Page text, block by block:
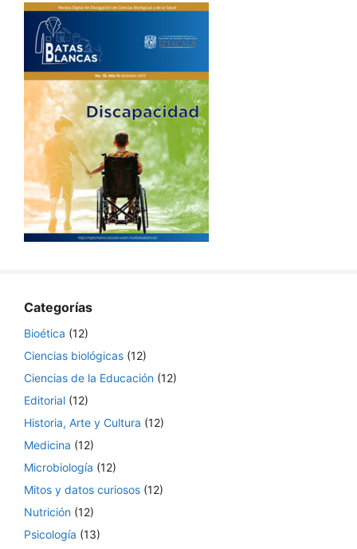
Categorías
Bioética (12)
Ciencias biológicas (12)
Ciencias de la Educación (12)
Editorial (12)
Historia, Arte y Cultura (12)
Medicina (12)
Microbiología (12)
Mitos y datos curiosos (12)
Nutrición (12)
Psicología (13)